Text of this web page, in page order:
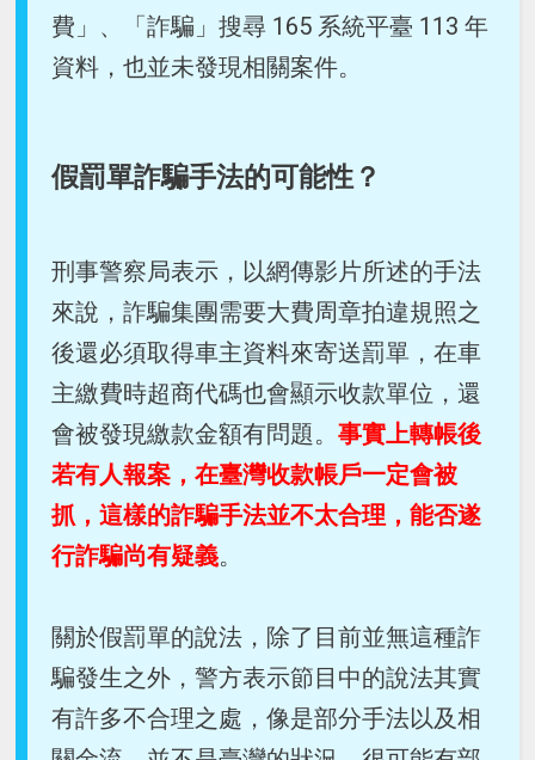
費」、「詐騙」搜尋 165 系統平臺 113 年
資料，也並未發現相關案件。
假罰單詐騙手法的可能性？
刑事警察局表示，以網傳影片所述的手法
來說，詐騙集團需要大費周章拍違規照之
後還必須取得車主資料來寄送罰單，在車
主繳費時超商代碼也會顯示收款單位，還
會被發現繳款金額有問題。事實上轉帳後
若有人報案，在臺灣收款帳戶一定會被
抓，這樣的詐騙手法並不太合理，能否遂
行詐騙尚有疑義。
關於假罰單的說法，除了目前並無這種詐
騙發生之外，警方表示節目中的說法其實
有許多不合理之處，像是部分手法以及相